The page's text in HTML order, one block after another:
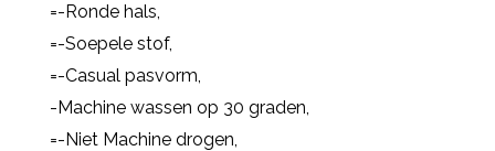
=-Ronde hals,
=-Soepele stof,
=-Casual pasvorm,
-Machine wassen op 30 graden,
=-Niet Machine drogen,